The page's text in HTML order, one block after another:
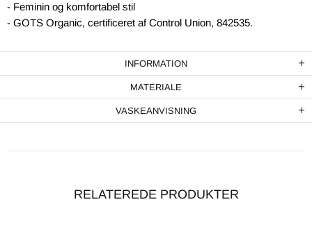
- Feminin og komfortabel stil
- GOTS Organic, certificeret af Control Union, 842535.
INFORMATION
MATERIALE
VASKEANVISNING
RELATEREDE PRODUKTER